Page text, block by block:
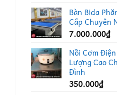
Bàn Bida
Cấp Chuyên
7.000.000₫
Nồi Cơm
Lượng Cao
Đình
350.000₫